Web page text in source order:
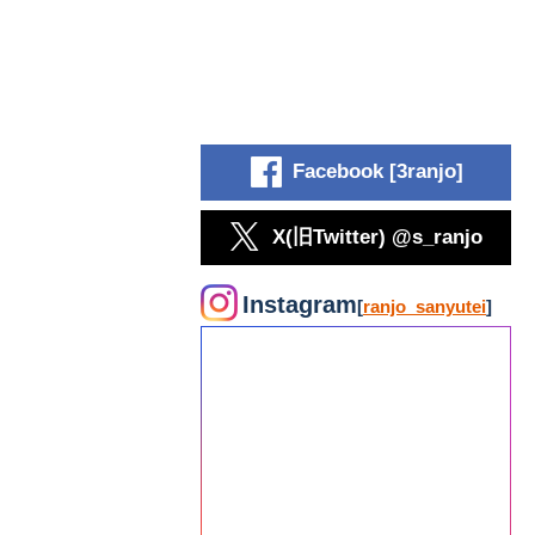
Facebook [3ranjo]
X(旧Twitter) @s_ranjo
Instagram[ranjo_sanyutei]